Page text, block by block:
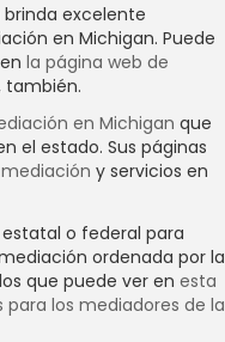
brinda excelente
en Michigan. Puede
la página web de
también.
en Michigan que
el estado. Sus páginas
y servicios en
o federal para
ordenada por la
que puede ver en esta
los mediadores de la